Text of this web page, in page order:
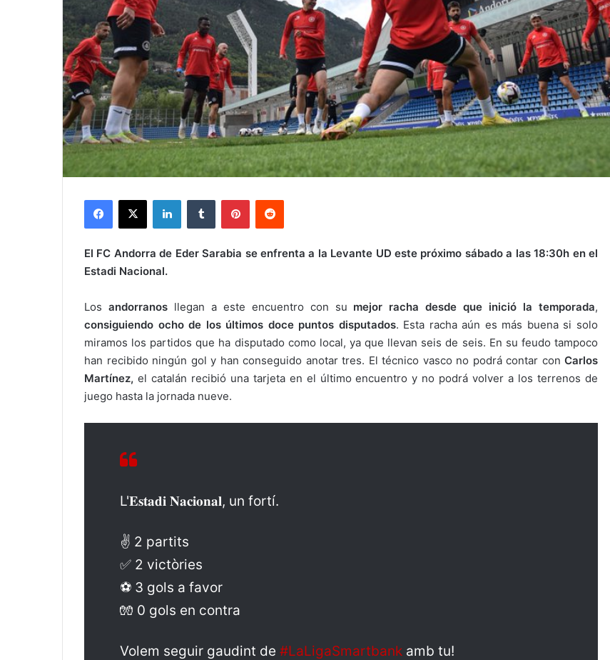
El FC Andorra de Eder Sarabia se enfrenta a la Levante UD este próximo sábado a las 18:30h en el
Estadi Nacional.
Los andorranosllegan a este encuentro con su mejor racha desde que inició la temporada,
consiguiendo ocho de los últimos doce puntos disputados. Esta racha aún es más buena si solo
miramos los partidos que ha disputado como local, ya que llevan seis de seis. En su feudo tampoco
han recibido ningún gol y han conseguido anotar tres. El técnico vasco no podrá contar con Carlos
Martínez, el catalán recibió una tarjeta en el último encuentro y no podrá volver a los terrenos de
juego hasta la jornada nueve.
L'𝐄𝐬𝐭𝐚𝐝𝐢 𝐍𝐚𝐜𝐢𝐨𝐧𝐚𝐥, un fortí.
✌️ 2 partits
✅ 2 victòries
⚽️ 3 gols a favor
🧤 0 gols en contra
Volem seguir gaudint de #LaLigaSmartbank amb tu!